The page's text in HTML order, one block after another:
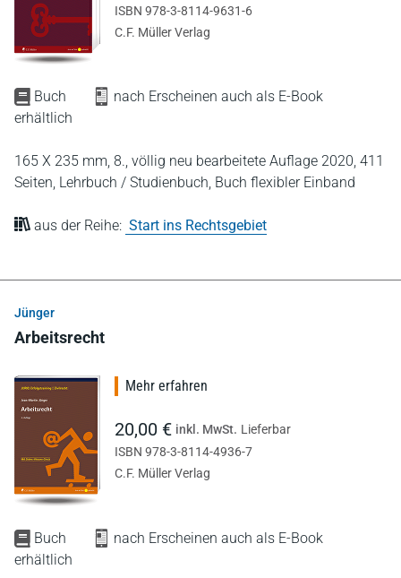
Buch
nach Erscheinen auch als E-Book
erhältlich
165 X 235 mm, 8., völlig neu bearbeitete Auflage 2020, 411
Seiten, Lehrbuch / Studienbuch, Buch flexibler Einband
aus der Reihe: Start ins Rechtsgebiet
ISBN 978-3-8114-9631-6
C.F. Müller Verlag
Jünger
Arbeitsrecht
Buch
nach Erscheinen auch als E-Book
erhältlich
Mehr erfahren
20,00 € inkl. MwSt. Lieferbar
ISBN 978-3-8114-4936-7
C.F. Müller Verlag